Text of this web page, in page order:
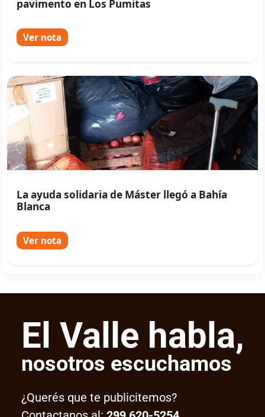
pavimento en Los Pumitas
Ver nota
La ayuda solidaria de Máster llegó a Bahía
Blanca
Ver nota
El Valle habla,
nosotros escuchamos
¿Querés que te publicitemos?